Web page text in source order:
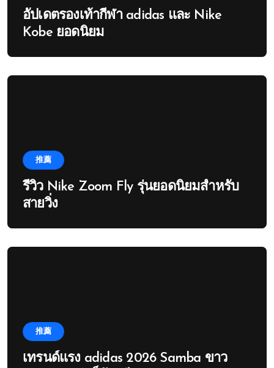
อัปเดตรองเท้ากีฬา adidas และ Nike
Kobe ยอดนิยม
推薦
รีวิว Nike Zoom Fly รุ่นยอดนิยมสำหรับ
สายวิ่ง
推薦
เทรนด์แรง adidas 2026 Samba ขาว